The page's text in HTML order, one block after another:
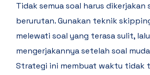
Tidak semua soal harus dikerjakan
berurutan. Gunakan teknik
melewati soal yang terasa sulit,
mengerjakannya setelah soal
Strategi ini membuat waktu tidak